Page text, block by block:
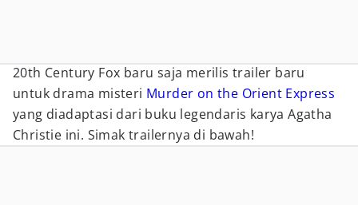
20th Century Fox baru saja merilis trailer baru
untuk drama misteri Murder on the Orient Express
yang diadaptasi dari buku legendaris karya Agatha
Christie ini. Simak trailernya di bawah!